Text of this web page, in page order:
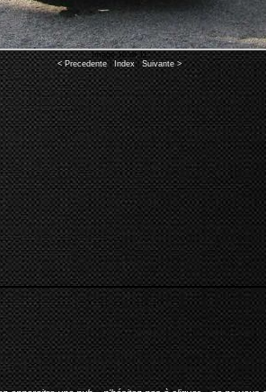
Image 10 of 11
< Precedente| Index|Suivante >